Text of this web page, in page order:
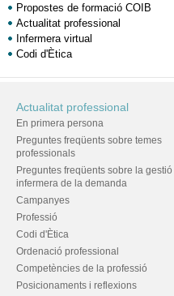
Propostes de formació COIB
Actualitat professional
Infermera virtual
Codi d'Ètica
Actualitat professional
En primera persona
Preguntes freqüents sobre temes
professionals
Preguntes freqüents sobre la gestió
infermera de la demanda
Campanyes
Professió
Codi d'Ètica
Ordenació professional
Competències de la professió
Posicionaments i reflexions